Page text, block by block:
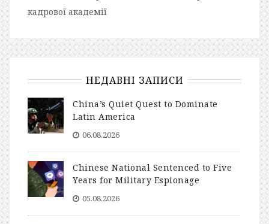
кадрової академії
НЕДАВНІ ЗАПИСИ
China’s Quiet Quest to Dominate
Latin America
06.08.2026
Chinese National Sentenced to Five
Years for Military Espionage
05.08.2026